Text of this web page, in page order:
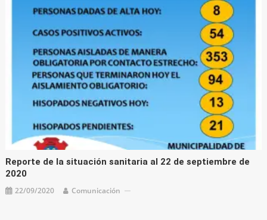
Reporte de la situación sanitaria al 22 de septiembre de
2020
22/09/2020 Comunicación